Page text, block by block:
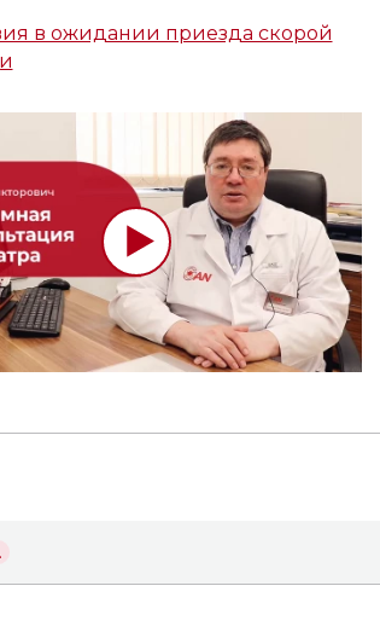
в ожидании приезда скорой